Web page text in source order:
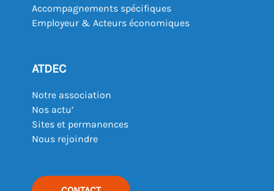
Accompagnements spécifiques
Employeur & Acteurs économiques
ATDEC
Notre association
Nos actu’
Sites et permanences
Nous rejoindre